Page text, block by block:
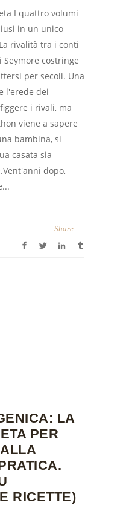
I quattro volumi
in un unico
rivalità tra i conti
costringe
per secoli. Una
l'erede dei
i rivali, ma
viene a sapere
bambina, si
casata sia
dopo,
Share:
LA
PER
RICETTE)